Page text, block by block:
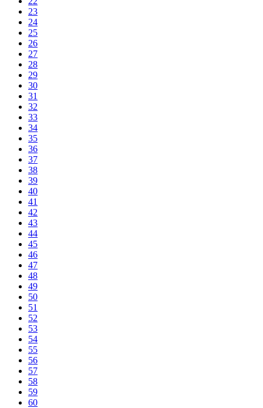
23
24
25
26
27
28
29
30
31
32
33
34
35
36
37
38
39
40
41
42
43
44
45
46
47
48
49
50
51
52
53
54
55
56
57
58
59
60